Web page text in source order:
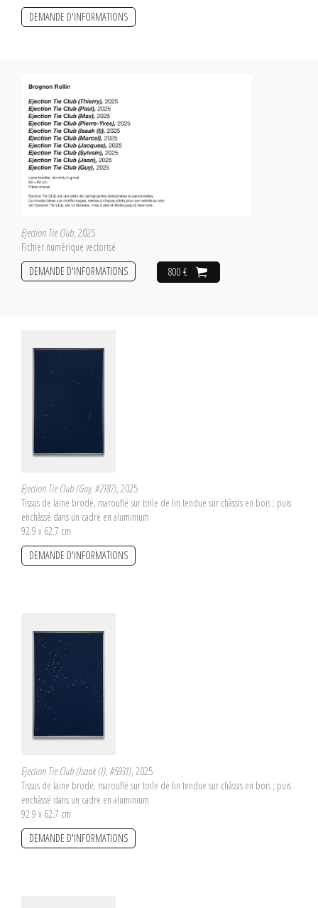
DEMANDE D'INFORMATIONS
Ejection Tie Club, 2025
Fichier numérique vectorisé
800 €
DEMANDE D'INFORMATIONS
Ejection Tie Club (Guy, #2187), 2025
Tissus de laine brodé, marouflé sur toile de lin tendue sur châssis en bois ; puis
enchâssé dans un cadre en aluminium
92.9 x 62.7 cm
DEMANDE D'INFORMATIONS
Ejection Tie Club (Isaak (I), #5931), 2025
Tissus de laine brodé, marouflé sur toile de lin tendue sur châssis en bois ; puis
enchâssé dans un cadre en aluminium
92.9 x 62.7 cm
DEMANDE D'INFORMATIONS